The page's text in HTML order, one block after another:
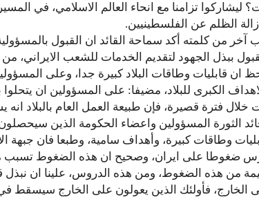
ليشاركوا تزامنا مع انحاء العالم الاسلامي، في
الظلم عن الفلسطينيين.
من كلمته أكد سماحة القائد ان القبول بالمسؤولية
ببذل الجهود لتقديم الخدمات للشعب الايراني،
ان قابليات وطاقات البلاد كبيرة جدا، وعلى
الكبرى للبلاد، مضيفا: على المسؤولين ان يتحلوا
خلال فترة قصيرة، فإن طبيعة العمل العام بالبلاد انه
الثورة المسؤولين واعضاء الحكومة الذين
وطاقات كبيرة، وأهداف سامية، وطبعا فان جبهة
ضغوطا على ايران، وصحيح ان هذه الضغوط تسبب
من هذه الضغوط، ومن هذه الدروس، علينا ان نبذل
الخارج، فأولئك الذين يعولون على الخارج سيسقط